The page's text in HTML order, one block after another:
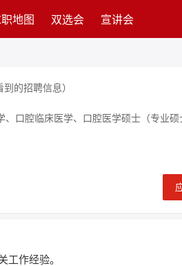
地图 双选会 宣讲会
的招聘信息）
、口腔临床医学、口腔医学硕士（专业硕
工作经验。